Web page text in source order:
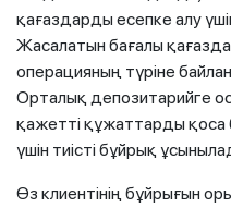
қағаздарды есепке алу
Жасалатын бағалы
операцияның түріне
Орталық депозитарийге
қажетті құжаттарды қоса
үшін тиісті бұйрық
Өз клиентінің бұйрығын